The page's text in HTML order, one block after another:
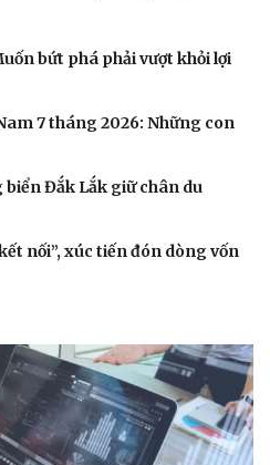
bứt phá phải vượt khỏi lợi
7 tháng 2026: Những con
biển Đắk Lắk giữ chân du
nối”, xúc tiến đón dòng vốn